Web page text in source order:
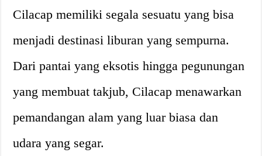
Cilacap memiliki segala sesuatu yang bisa
menjadi destinasi liburan yang sempurna.
Dari pantai yang eksotis hingga pegunungan
yang membuat takjub, Cilacap menawarkan
pemandangan alam yang luar biasa dan
udara yang segar.